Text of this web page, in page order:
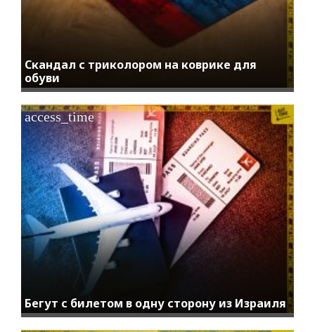
Скандал с триколором на коврике для
обуви
Бегут с билетом в одну сторону из Израиля
access_time